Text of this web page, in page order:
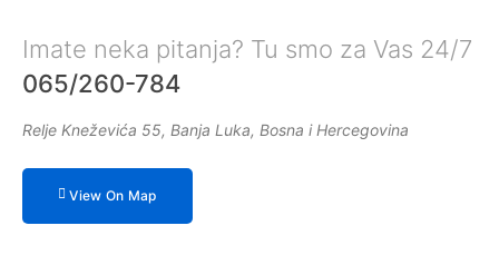
Imate neka pitanja? Tu smo za Vas 24/7
065/260-784
Relje Kneževića 55, Banja Luka, Bosna i Hercegovina
View On Map